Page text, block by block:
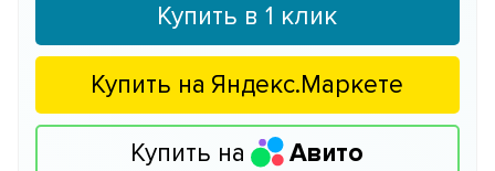
Купить в 1 клик
Купить на Яндекс.Маркете
Купить на Авито